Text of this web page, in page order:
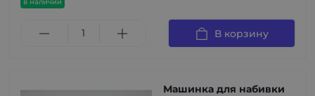
В корзину
Машинка для набивки